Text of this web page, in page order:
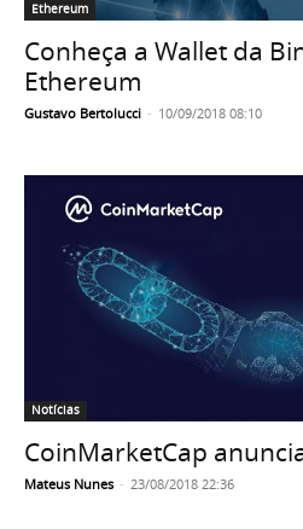
Ethereum
Conheça a Wallet da
Ethereum
Gustavo Bertolucci - 10/09/2018 08:10
Notícias
CoinMarketCap
Mateus Nunes - 23/08/2018 22:36